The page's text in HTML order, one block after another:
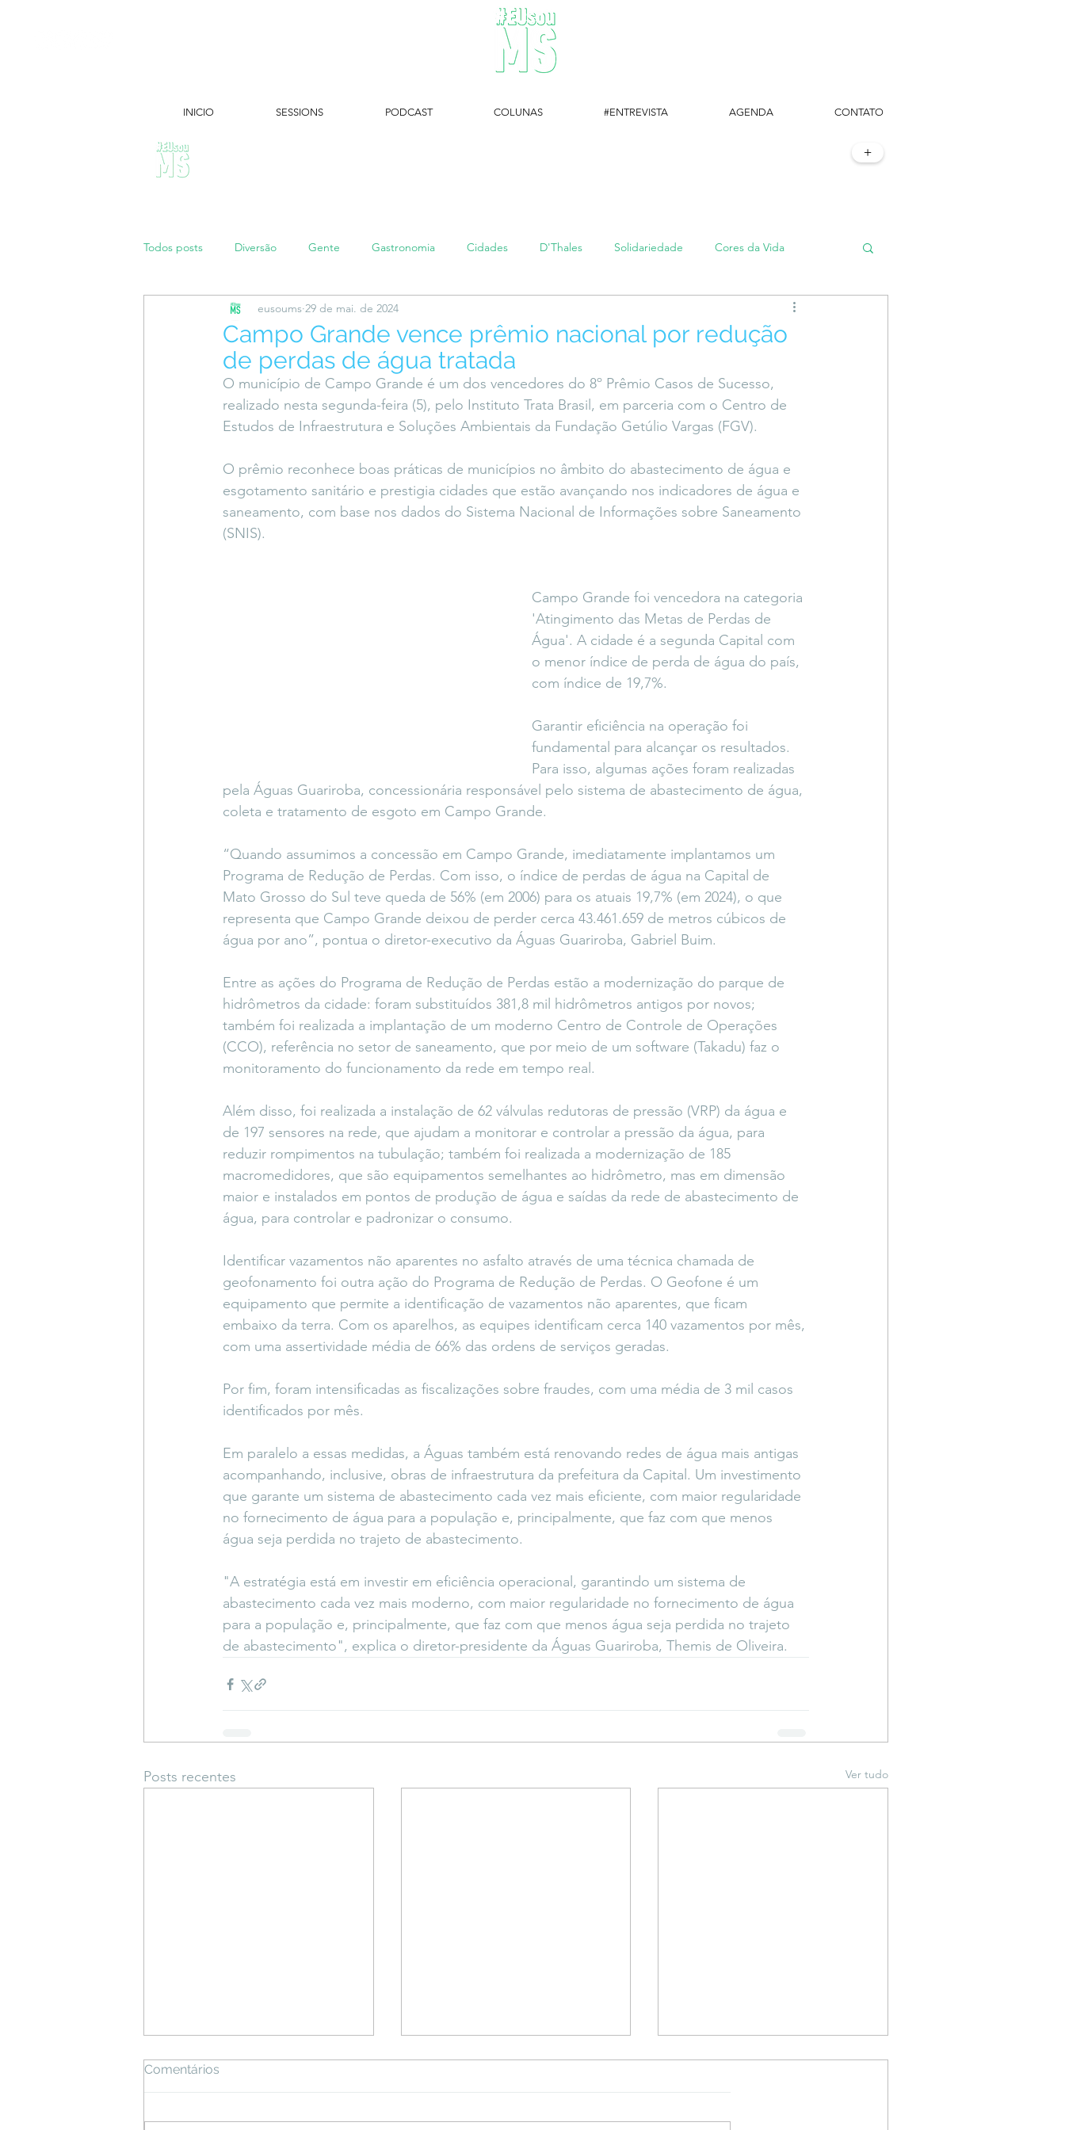
Todos posts Diversão Gente Gastronomia Cidades D'Thales Solidariedade Cores da Vida
Papo de Mãe #maratonei #setembroamarelo #TôemSampa, meu!
Coluna do Vasques #DescomplicaLara #entrevista Entre Palavras
Campo Grande vence prêmio nacional por redução
de perdas de água tratada
eusoums 29 de mai. de 2024
O município de Campo Grande é um dos vencedores do 8º Prêmio Casos de Sucesso,
realizado nesta segunda-feira (5), pelo Instituto Trata Brasil, em parceria com o Centro de
Estudos de Infraestrutura e Soluções Ambientais da Fundação Getúlio Vargas (FGV).
O prêmio reconhece boas práticas de municípios no âmbito do abastecimento de água e
esgotamento sanitário e prestigia cidades que estão avançando nos indicadores de água e
saneamento, com base nos dados do Sistema Nacional de Informações sobre Saneamento
(SNIS).
Campo Grande foi vencedora na categoria
'Atingimento das Metas de Perdas de
Água'. A cidade é a segunda Capital com
o menor índice de perda de água do país,
com índice de 19,7%.
Garantir eficiência na operação foi
fundamental para alcançar os resultados.
Para isso, algumas ações foram realizadas
pela Águas Guariroba, concessionária responsável pelo sistema de abastecimento de água,
coleta e tratamento de esgoto em Campo Grande.
“Quando assumimos a concessão em Campo Grande, imediatamente implantamos um
Programa de Redução de Perdas. Com isso, o índice de perdas de água na Capital de
Mato Grosso do Sul teve queda de 56% (em 2006) para os atuais 19,7% (em 2024), o que
representa que Campo Grande deixou de perder cerca 43.461.659 de metros cúbicos de
água por ano”, pontua o diretor-executivo da Águas Guariroba, Gabriel Buim.
Entre as ações do Programa de Redução de Perdas estão a modernização do parque de
hidrômetros da cidade: foram substituídos 381,8 mil hidrômetros antigos por novos;
também foi realizada a implantação de um moderno Centro de Controle de Operações
(CCO), referência no setor de saneamento, que por meio de um software (Takadu) faz o
monitoramento do funcionamento da rede em tempo real.
Além disso, foi realizada a instalação de 62 válvulas redutoras de pressão (VRP) da água e
de 197 sensores na rede, que ajudam a monitorar e controlar a pressão da água, para
reduzir rompimentos na tubulação; também foi realizada a modernização de 185
macromedidores, que são equipamentos semelhantes ao hidrômetro, mas em dimensão
maior e instalados em pontos de produção de água e saídas da rede de abastecimento de
água, para controlar e padronizar o consumo.
Identificar vazamentos não aparentes no asfalto através de uma técnica chamada de
geofonamento foi outra ação do Programa de Redução de Perdas. O Geofone é um
equipamento que permite a identificação de vazamentos não aparentes, que ficam
embaixo da terra. Com os aparelhos, as equipes identificam cerca 140 vazamentos por mês,
com uma assertividade média de 66% das ordens de serviços geradas.
Por fim, foram intensificadas as fiscalizações sobre fraudes, com uma média de 3 mil casos
identificados por mês.
Em paralelo a essas medidas, a Águas também está renovando redes de água mais antigas
acompanhando, inclusive, obras de infraestrutura da prefeitura da Capital. Um investimento
que garante um sistema de abastecimento cada vez mais eficiente, com maior regularidade
no fornecimento de água para a população e, principalmente, que faz com que menos
água seja perdida no trajeto de abastecimento.
"A estratégia está em investir em eficiência operacional, garantindo um sistema de
abastecimento cada vez mais moderno, com maior regularidade no fornecimento de água
para a população e, principalmente, que faz com que menos água seja perdida no trajeto
de abastecimento", explica o diretor-presidente da Águas Guariroba, Themis de Oliveira.
Posts recentes Ver tudo
Comentários
+
INICIO SESSIONS PODCAST COLUNAS #ENTREVISTA AGENDA CONTATO